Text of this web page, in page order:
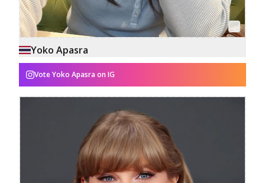
Yoko Apasra
VoteYoko Apasra on IG